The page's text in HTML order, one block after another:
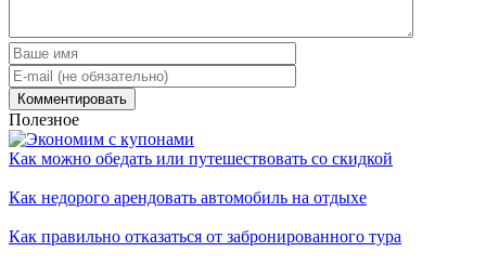
Полезное
Как можно обедать или путешествовать со скидкой
Как недорого арендовать автомобиль на отдыхе
Как правильно отказаться от забронированного тура